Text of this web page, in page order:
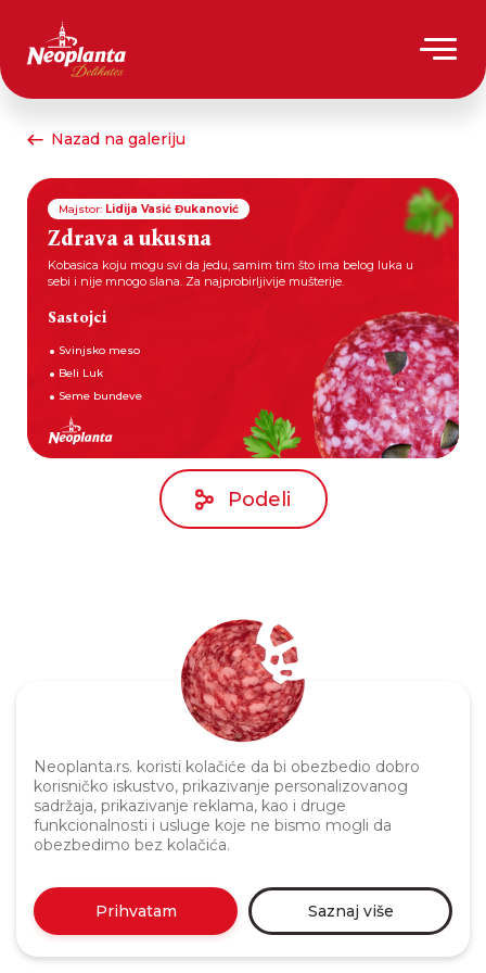
Neoplanta.rs. koristi kolačiće da bi obezbedio dobro
korisničko iskustvo, prikazivanje personalizovanog
sadržaja, prikazivanje reklama, kao i druge
funkcionalnosti i usluge koje ne bismo mogli da
obezbedimo bez kolačića.
Prihvatam Saznaj više
Nazad na galeriju
Majstor: Lidija Vasić Đukanović
Zdrava a ukusna
Kobasica koju mogu svi da jedu, samim tim što ima belog luka u
sebi i nije mnogo slana. Za najprobirljivije mušterije.
Sastojci
Svinjsko meso
Beli Luk
Seme bundeve
Podeli